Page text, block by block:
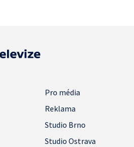
Pro média
Reklama
Studio Brno
Studio Ostrava